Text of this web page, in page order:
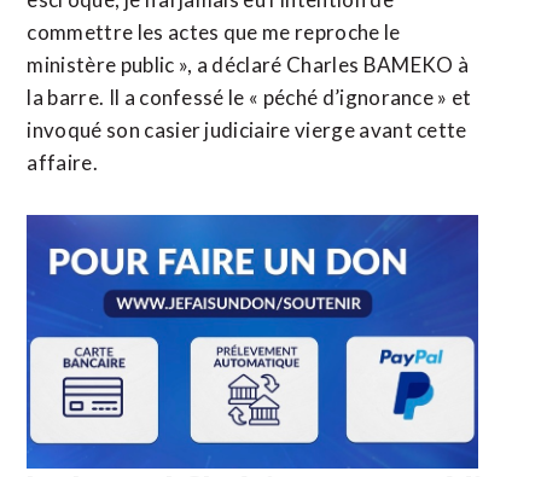
commettre les actes que me reproche le
ministère public », a déclaré Charles BAMEKO à
la barre. Il a confessé le « péché d’ignorance » et
invoqué son casier judiciaire vierge avant cette
affaire.